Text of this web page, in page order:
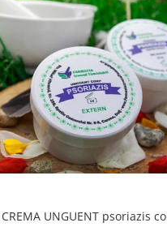
CREMA UNGUENT psoriazis